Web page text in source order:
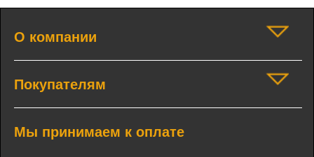
О компании
Покупателям
Мы принимаем к оплате